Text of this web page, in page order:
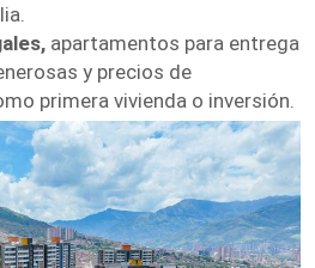
apartamentos para entrega
y precios de
primera vivienda o inversión.